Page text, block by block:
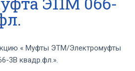
« Муфты ЭТМ/Электромуфты
3В квадр.фл.».